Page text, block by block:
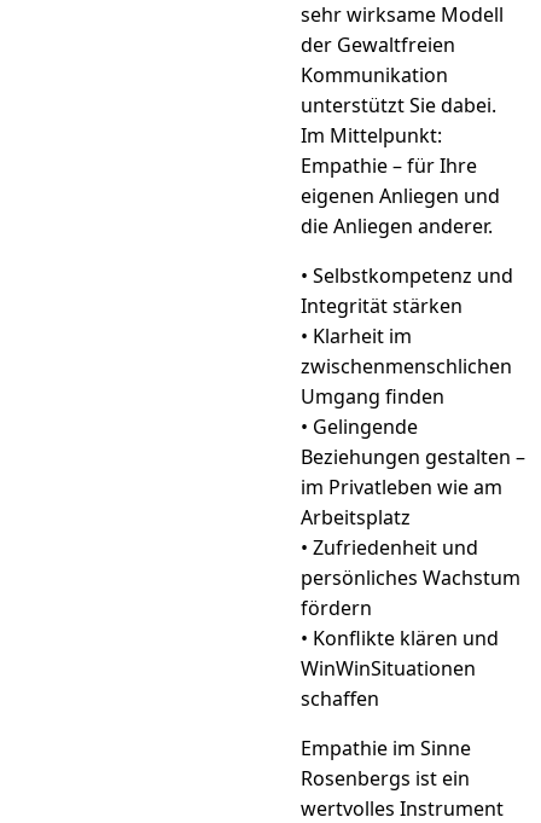
sehr wirksame Modell
der Gewaltfreien
Kommunika­tion
unterstützt Sie dabei.
Im Mittelpunkt:
Empathie – für Ihre
eigenen Anliegen und
die Anliegen anderer.
• Selbstkompetenz und
Integrität stärken
• Klarheit im
zwischenmenschlichen
Umgang ﬁnden
• Gelingende
Beziehungen gestalten –
im Privatleben wie am
Arbeitsplatz
• Zufriedenheit und
persönliches Wachstum
fördern
• Konﬂikte klären und
Win­Win­Situationen
schaﬀen
Empathie im Sinne
Rosenbergs ist ein
wertvolles Instrument